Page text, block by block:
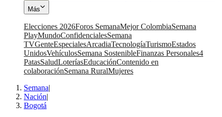
Más
Elecciones 2026Foros SemanaMejor ColombiaSemana
PlayMundoConfidencialesSemana
TVGenteEspecialesArcadiaTecnologíaTurismoEstados
UnidosVehículosSemana SostenibleFinanzas Personales4
PatasSaludLoteríasEducaciónContenido en
colaboraciónSemana RuralMujeres
Semana|
Nación|
Bogotá